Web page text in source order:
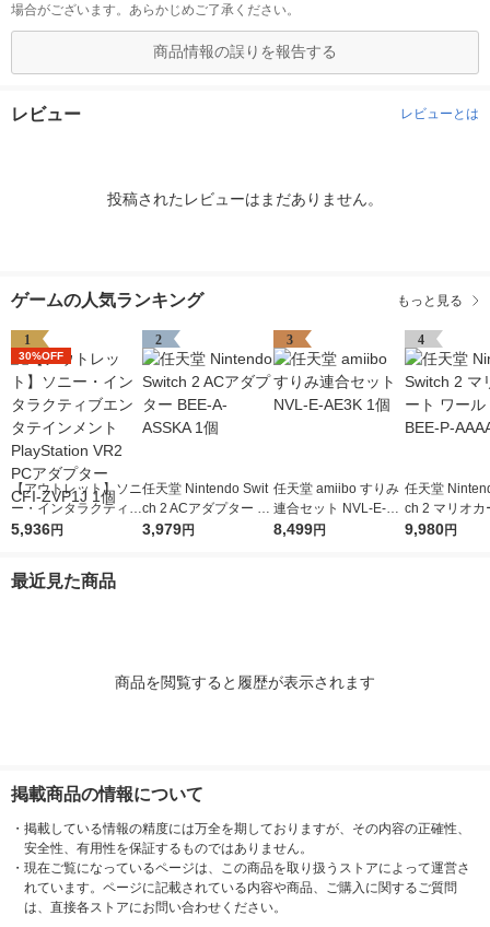
場合がございます。あらかじめご了承ください。
商品情報の誤りを報告する
レビュー レビューとは
投稿されたレビューはまだありません。
ゲームの人気ランキング もっと見る
1
30%OFF
【アウトレット】ソニ
ー・インタラクティブ
エンタテインメント P
個
5,936円
2
任天堂 Nintendo Swit
ch 2 ACアダプター B
EE-A-ASSKA 1個
3,979円
3
任天堂 amiibo すりみ
連合セット NVL-E-AE
3K 1個
8,499円
4
任天堂
ch 2 マリオカ
ールド BEE-
9,980円
最近見た商品
商品を閲覧すると履歴が表示されます
掲載商品の情報について
・ 掲載している情報の精度には万全を期しておりますが、その内容の正確性、
安全性、有用性を保証するものではありません。
・ 現在ご覧になっているページは、この商品を取り扱うストアによって運営さ
れています。ページに記載されている内容や商品、ご購入に関するご質問
は、直接各ストアにお問い合わせください。